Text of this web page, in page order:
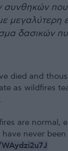
που
μεγαλύτερη
δασικών
died and
as wildfires
are normal,
never